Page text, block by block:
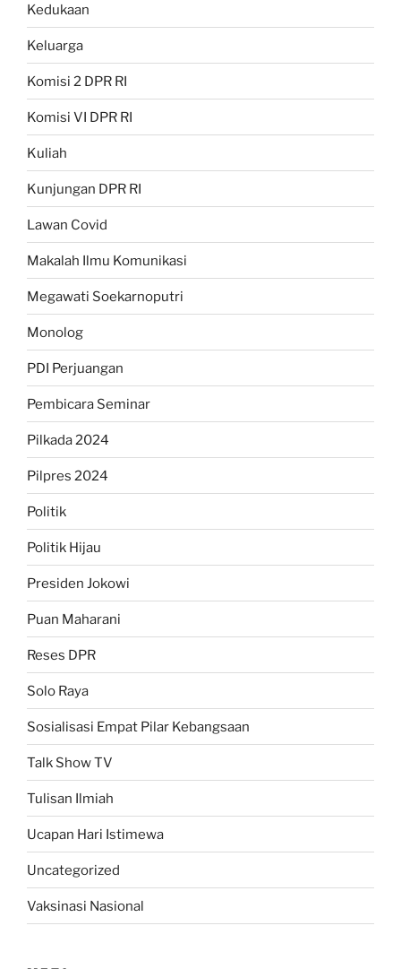
Kedukaan
Keluarga
Komisi 2 DPR RI
Komisi VI DPR RI
Kuliah
Kunjungan DPR RI
Lawan Covid
Makalah Ilmu Komunikasi
Megawati Soekarnoputri
Monolog
PDI Perjuangan
Pembicara Seminar
Pilkada 2024
Pilpres 2024
Politik
Politik Hijau
Presiden Jokowi
Puan Maharani
Reses DPR
Solo Raya
Sosialisasi Empat Pilar Kebangsaan
Talk Show TV
Tulisan Ilmiah
Ucapan Hari Istimewa
Uncategorized
Vaksinasi Nasional